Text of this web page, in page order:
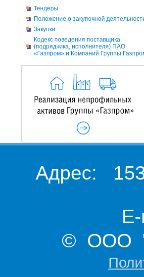
Тендеры
Положение о закупочной
Закупки
Кодекс поведения поставщика
(подрядчика, исполнителя) ПАО
«Газпром» и Компаний Группы
Адрес:
© ООО